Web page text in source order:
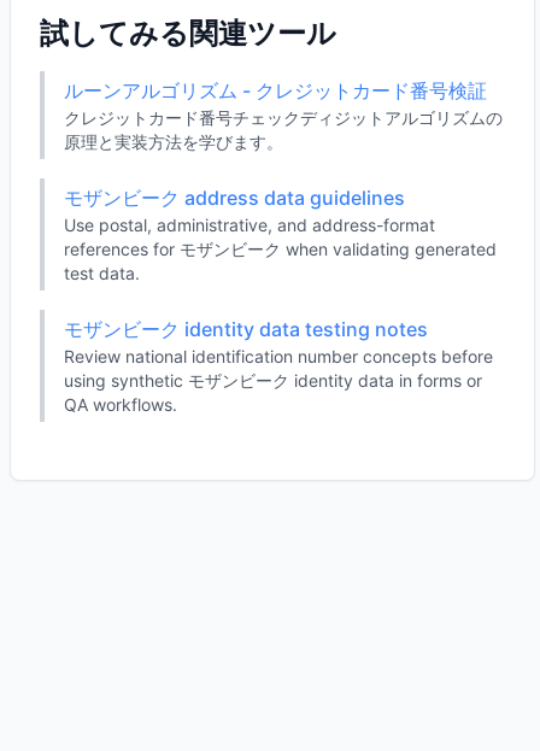
試してみる関連ツール
ルーンアルゴリズム - クレジットカード番号検証
クレジットカード番号チェックディジットアルゴリズムの
原理と実装方法を学びます。
モザンビーク address data guidelines
Use postal, administrative, and address-format
references for モザンビーク when validating generated
test data.
モザンビーク identity data testing notes
Review national identification number concepts before
using synthetic モザンビーク identity data in forms or
QA workflows.